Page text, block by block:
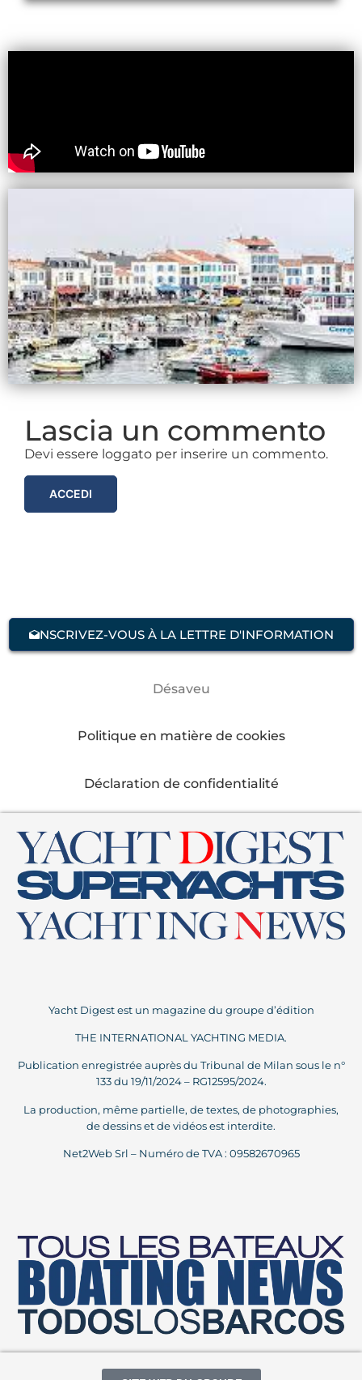
Lascia un commento
Devi essere loggato per inserire un commento.
ACCEDI
NSCRIVEZ-VOUS À LA LETTRE D'INFORMATION
Désaveu
Politique en matière de cookies
Déclaration de confidentialité
Yacht Digest est un magazine du groupe d’édition
THE INTERNATIONAL YACHTING MEDIA.
Publication enregistrée auprès du Tribunal de Milan sous le n°
133 du 19/11/2024 – RG12595/2024.
La production, même partielle, de textes, de photographies,
de dessins et de vidéos est interdite.
Net2Web Srl – Numéro de TVA : 09582670965